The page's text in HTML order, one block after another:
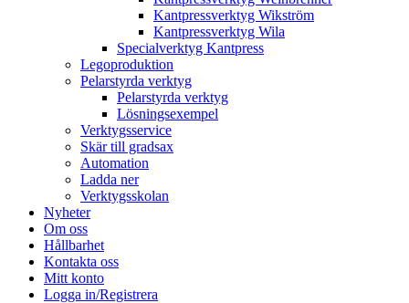
Kantpressverktyg Wikström
Kantpressverktyg Wila
Specialverktyg Kantpress
Legoproduktion
Pelarstyrda verktyg
Pelarstyrda verktyg
Lösningsexempel
Verktygsservice
Skär till gradsax
Automation
Ladda ner
Verktygsskolan
Nyheter
Om oss
Hållbarhet
Kontakta oss
Mitt konto
Logga in/Registrera